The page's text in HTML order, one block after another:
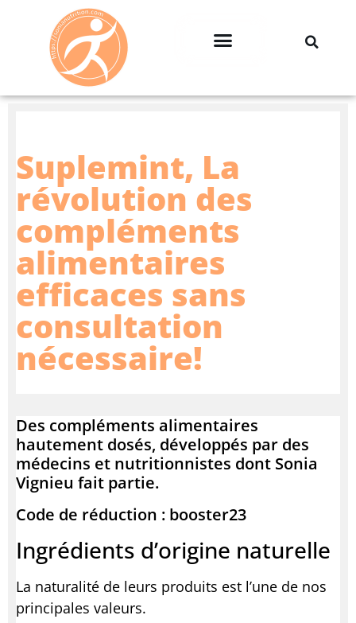
Suplemint, La
révolution des
compléments
alimentaires
efficaces sans
consultation
nécessaire!
Des compléments alimentaires
hautement dosés, développés par des
médecins et nutritionnistes dont Sonia
Vignieu fait partie.
Code de réduction : booster23
Ingrédients d’origine naturelle
La naturalité de leurs produits est l’une de nos
principales valeurs.